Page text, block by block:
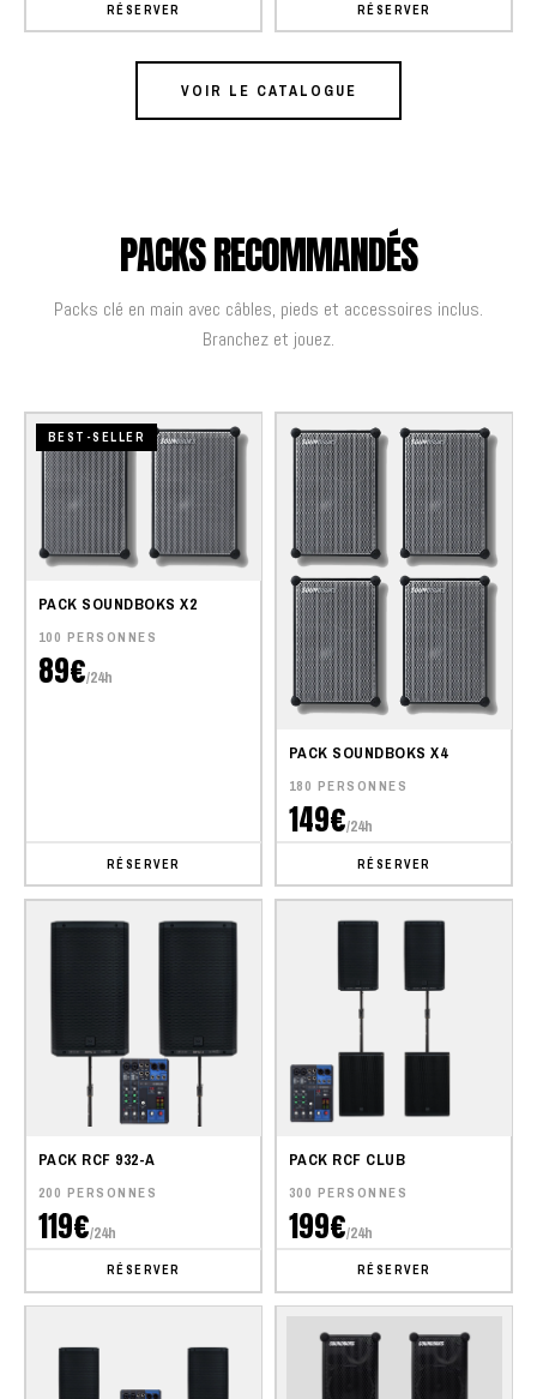
RÉSERVER RÉSERVER
VOIR LE CATALOGUE
PACKS RECOMMANDÉS
Packs clé en main avec câbles, pieds et accessoires inclus.
Branchez et jouez.
BEST-SELLER
PACK SOUNDBOKS X2
100 PERSONNES
89€/24h
RÉSERVER
PACK SOUNDBOKS X4
180 PERSONNES
149€/24h
RÉSERVER
PACK RCF 932-A
200 PERSONNES
119€/24h
RÉSERVER
PACK RCF CLUB
300 PERSONNES
199€/24h
RÉSERVER